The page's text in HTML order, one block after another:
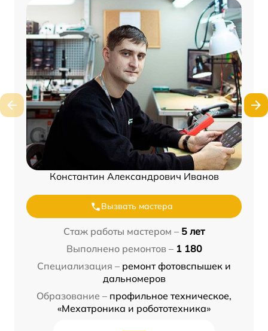
Константин Александрович Иванов
Вызвать мастера
Стаж работы мастером – 5 лет
Выполнено ремонтов – 1 180
Специализация – ремонт фотовспышек и
дальномеров
Образование – профильное техническое,
«Мехатроника и робототехника»